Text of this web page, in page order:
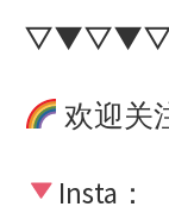
欢迎关
Insta：